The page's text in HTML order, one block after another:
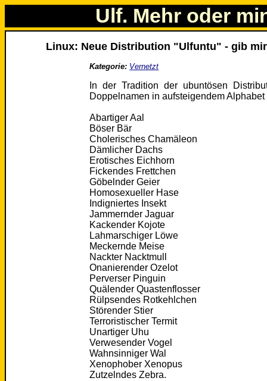
Ulf. Mehr oder
Linux: Neue Distribution "Ulfuntu" - gib
Kategorie: Vernetzt
In der Tradition der ubuntösen
Doppelnamen in aufsteigendem
Abartiger Aal
Böser Bär
Cholerisches Chamäleon
Dämlicher Dachs
Erotisches Eichhorn
Fickendes Frettchen
Göbelnder Geier
Homosexueller Hase
Indigniertes Insekt
Jammernder Jaguar
Kackender Kojote
Lahmarschiger Löwe
Meckernde Meise
Nackter Nacktmull
Onanierender Ozelot
Perverser Pinguin
Quälender Quastenflosser
Rülpsendes Rotkehlchen
Störender Stier
Terroristischer Termit
Unartiger Uhu
Verwesender Vogel
Wahnsinniger Wal
Xenophober Xenopus
Zutzelndes Zebra.